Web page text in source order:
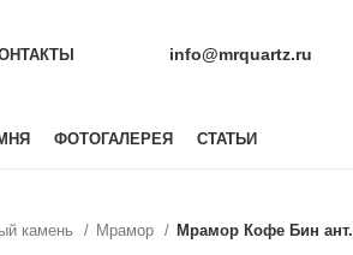
info@mrquartz.ru
ФОТОГАЛЕРЕЯ СТАТЬИ
камень Мрамор Мрамор Кофе Бин ант.